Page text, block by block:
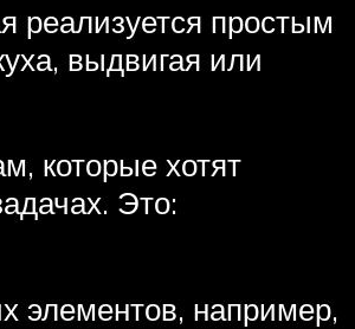
реализуется простым
выдвигая или
которые хотят
Это:
элементов, например,